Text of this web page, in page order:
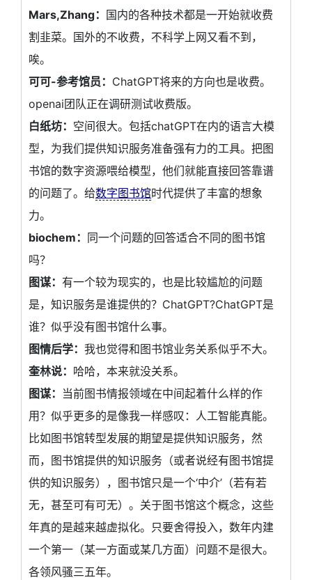
Mars,Zhang： 国内的各种技术都是一开始就收费
割韭菜。国外的不收费，不科学上网又看不到，
唉。
可可-参考馆员： ChatGPT将来的方向也是收费。
openai团队正在调研测试收费版。
白纸坊： 空间很大。包括chatGPT在内的语言大模
型，为我们提供知识服务准备强有力的工具。把图
书馆的数字资源喂给模型，他们就能直接回答靠谱
的问题了。给数字图书馆时代提供了丰富的想象
力。
biochem： 同一个问题的回答适合不同的图书馆
吗？
图谋： 有一个较为现实的，也是比较尴尬的问题
是，知识服务是谁提供的？ChatGPT?ChatGPT是
谁？似乎没有图书馆什么事。
图情后学： 我也觉得和图书馆业务关系似乎不大。
奎林说： 哈哈，本来就没关系。
图谋： 当前图书情报领域在中间起着什么样的作
用？似乎更多的是像我一样感叹：人工智能真能。
比如图书馆转型发展的期望是提供知识服务，然
而，图书馆提供的知识服务（或者说经有图书馆提
供的知识服务），图书馆只是一个‘中介’（若有若
无，甚至可有可无）。关于图书馆这个概念，这些
年真的是越来越虚拟化。只要舍得投入，数年内建
一个第一（某一方面或某几方面）问题不是很大。
各领风骚三五年。